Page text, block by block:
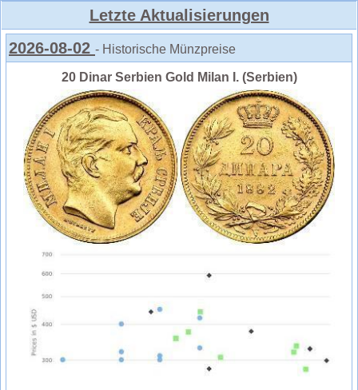
Letzte Aktualisierungen
2026-08-02 - Historische Münzpreise
20 Dinar Serbien Gold Milan I. (Serbien)